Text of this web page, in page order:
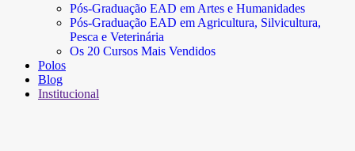
Pós-Graduação EAD em Artes e Humanidades
Pós-Graduação EAD em Agricultura, Silvicultura,
Pesca e Veterinária
Os 20 Cursos Mais Vendidos
Polos
Blog
Institucional